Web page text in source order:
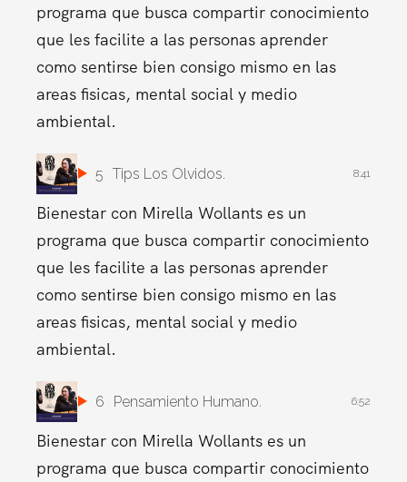
programa que busca compartir conocimiento
que les facilite a las personas aprender
como sentirse bien consigo mismo en las
areas fisicas, mental social y medio
ambiental.
5 Tips Los Olvidos. 8:41
Bienestar con Mirella Wollants es un
programa que busca compartir conocimiento
que les facilite a las personas aprender
como sentirse bien consigo mismo en las
areas fisicas, mental social y medio
ambiental.
6 Pensamiento Humano. 6:52
Bienestar con Mirella Wollants es un
programa que busca compartir conocimiento